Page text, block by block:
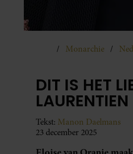
Monarchie
DIT IS HET
LAURENTIEN
Tekst: Manon Daelmans
23 december 2025